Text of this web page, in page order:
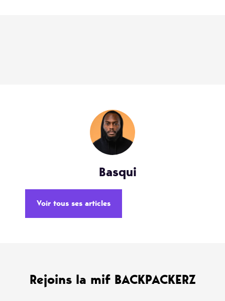
Basqui
Voir tous ses articles
Rejoins la mif BACKPACKERZ